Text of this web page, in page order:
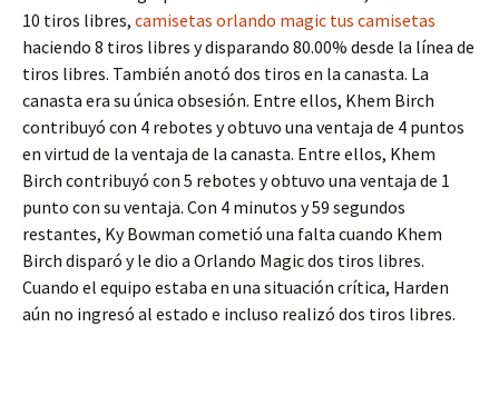
10 tiros libres, camisetas orlando magic tus camisetas
haciendo 8 tiros libres y disparando 80.00% desde la línea de
tiros libres. También anotó dos tiros en la canasta. La
canasta era su única obsesión. Entre ellos, Khem Birch
contribuyó con 4 rebotes y obtuvo una ventaja de 4 puntos
en virtud de la ventaja de la canasta. Entre ellos, Khem
Birch contribuyó con 5 rebotes y obtuvo una ventaja de 1
punto con su ventaja. Con 4 minutos y 59 segundos
restantes, Ky Bowman cometió una falta cuando Khem
Birch disparó y le dio a Orlando Magic dos tiros libres.
Cuando el equipo estaba en una situación crítica, Harden
aún no ingresó al estado e incluso realizó dos tiros libres.